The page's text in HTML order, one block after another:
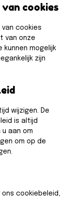
cookies​
cookies
van onze
kunnen mogelijk
zijn
wijzigen. De
is altijd
aan om
om op de
cookiebeleid,